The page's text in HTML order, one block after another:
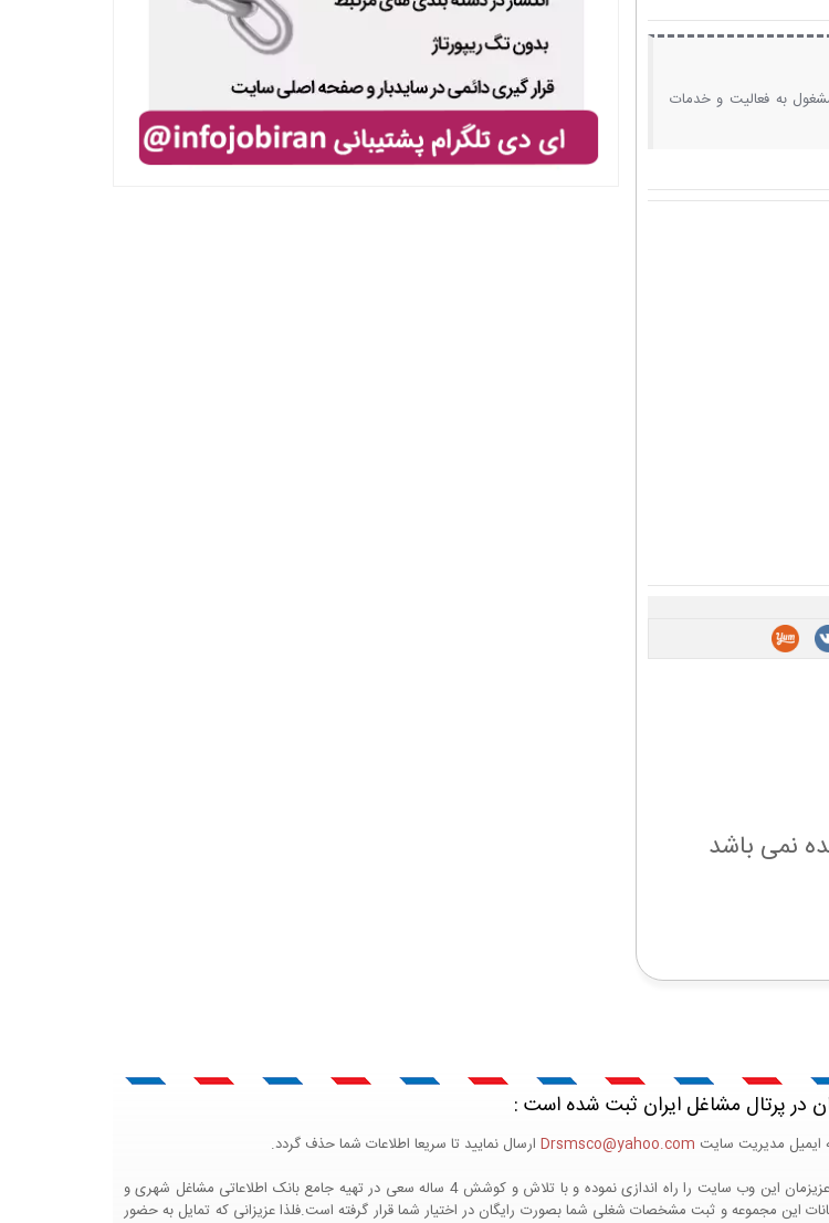
به فعالیت و خدمات
نمی باشد
در پرتال مشاغل ایران ثبت شده است :
ایمیل مدیریت سایت Drsmsco@yahoo.com ارسال نمایید تا سریعا اطلاعات شما حذف گردد.
پرتال مشاغل ایران در جهت رشد فرهنگ بازاریابی و کمک به جامعه بازاریابی و اقتصاد کشور عزیزمان این وب سایت را راه اندازی نموده و با تلاش و کوشش 4 ساله سعی در تهیه جامع بانک اطلاعاتی مشاغل شهری و
مجموعه و ثبت مشخصات شغلی شما بصورت رایگان در اختیار شما قرار گرفته است.فلذا عزیزانی که تمایل به حضور